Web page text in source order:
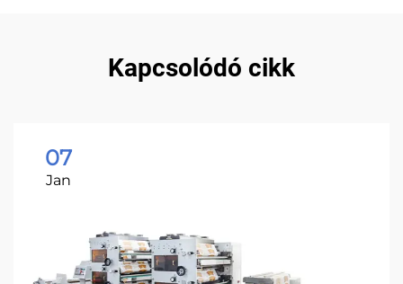
Kapcsolódó cikk
07
Jan